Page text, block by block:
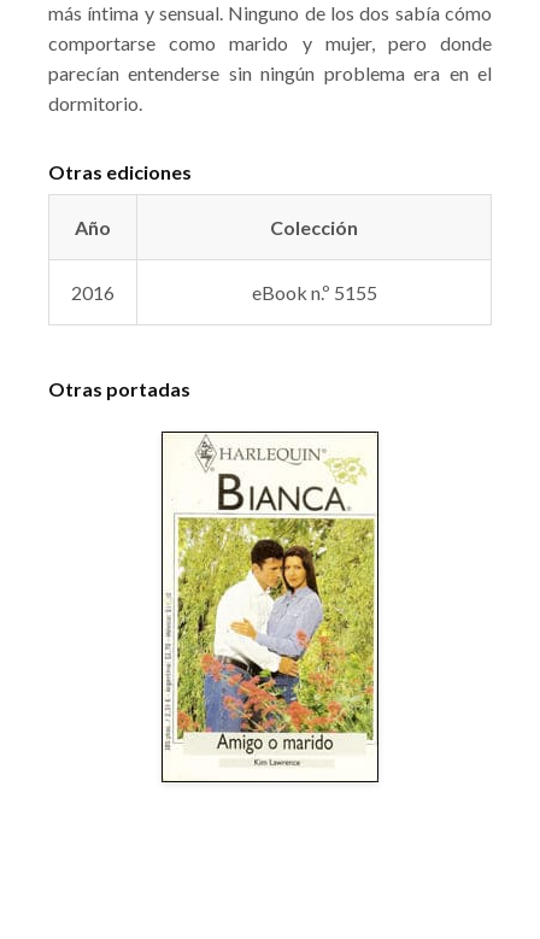
más íntima y sensual. Ninguno de los dos sabía cómo
comportarse como marido y mujer, pero donde
parecían entenderse sin ningún problema era en el
dormitorio.
Otras ediciones
Año Colección
2016 eBook n.º 5155
Otras portadas